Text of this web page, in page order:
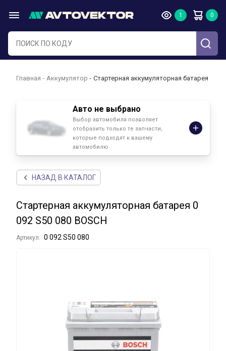
Главная Аккумулятор Стартерная аккумуляторная батарея 0 092
Авто не выбрано
Выбор автомобиля позволяет
отобразить только те запчасти,
которые подходят к вашему
автомобилю
НАЗАД В КАТАЛОГ
Стартерная аккумуляторная батарея 0
092 S50 080 BOSCH
Артикул: 0 092 S50 080